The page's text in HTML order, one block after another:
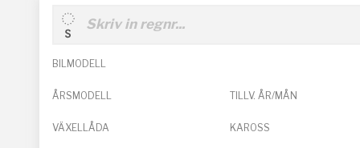
BILMODELL
ÅRSMODELL TILLV. ÅR/MÅN
VÄXELLÅDA KAROSS